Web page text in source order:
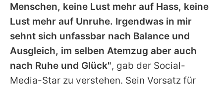
Menschen, keine Lust mehr auf Hass, keine
Lust mehr auf Unruhe. Irgendwas in mir
sehnt sich unfassbar nach Balance und
Ausgleich, im selben Atemzug aber auch
nach Ruhe und Glück", gab der Social-
Media-Star zu verstehen. Sein Vorsatz für